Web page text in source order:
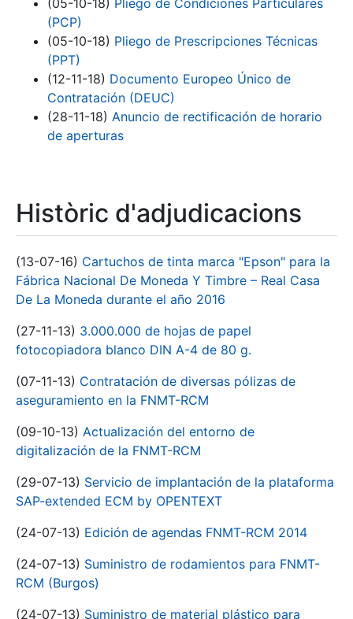
(05-10-18) Pliego de Condiciones Particulares
(PCP)
(05-10-18) Pliego de Prescripciones Técnicas
(PPT)
(12-11-18) Documento Europeo Único de
Contratación (DEUC)
(28-11-18) Anuncio de rectificación de horario
de aperturas
Històric d'adjudicacions
(13-07-16) Cartuchos de tinta marca "Epson" para la
Fábrica Nacional De Moneda Y Timbre – Real Casa
De La Moneda durante el año 2016
(27-11-13) 3.000.000 de hojas de papel
fotocopiadora blanco DIN A-4 de 80 g.
(07-11-13) Contratación de diversas pólizas de
aseguramiento en la FNMT-RCM
(09-10-13) Actualización del entorno de
digitalización de la FNMT-RCM
(29-07-13) Servicio de implantación de la plataforma
SAP-extended ECM by OPENTEXT
(24-07-13) Edición de agendas FNMT-RCM 2014
(24-07-13) Suministro de rodamientos para FNMT-
RCM (Burgos)
(24-07-13) Suministro de material plástico para